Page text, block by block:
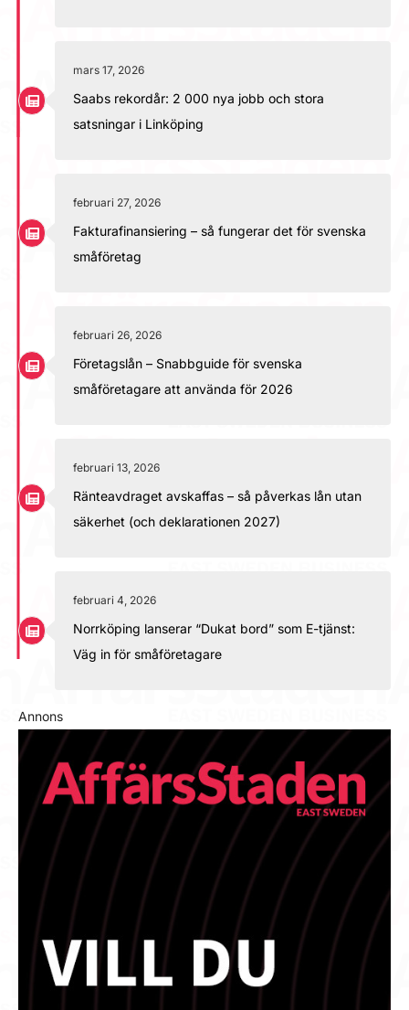
mars 17, 2026
Saabs rekordår: 2 000 nya jobb och stora
satsningar i Linköping
februari 27, 2026
Fakturafinansiering – så fungerar det för svenska
småföretag
februari 26, 2026
Företagslån – Snabbguide för svenska
småföretagare att använda för 2026
februari 13, 2026
Ränteavdraget avskaffas – så påverkas lån utan
säkerhet (och deklarationen 2027)
februari 4, 2026
Norrköping lanserar “Dukat bord” som E-tjänst:
Väg in för småföretagare
Annons